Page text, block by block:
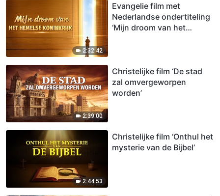
2:32:42
Evangelie film met
Nederlandse ondertiteling
‘Mijn droom van het
2:39:00
Christelijke film ‘De stad
zal omvergeworpen
worden’
2:44:53
Christelijke film ‘Onthul het
mysterie van de Bijbel’